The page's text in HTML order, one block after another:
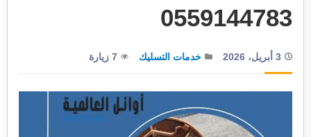
خدمات عزل اسطح
توسيع
القائمة
القائمة
الفرعية
خدمات التنظيف
0559144783
3 أبريل، 2026 خدمات التسليك 7 زيارة